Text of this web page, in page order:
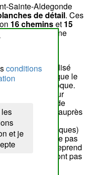
conditions
et je
Sainte-Aldegonde
de détail. Ces
16 cheminset 15
ci-dessous une
document réalisé
garantit pas que le
à notre époque.
les mises à jour
En cas de
question soit auprès
services techniques)
l'atlas ne signifie pas
innommée reprend
qui ne sont pas